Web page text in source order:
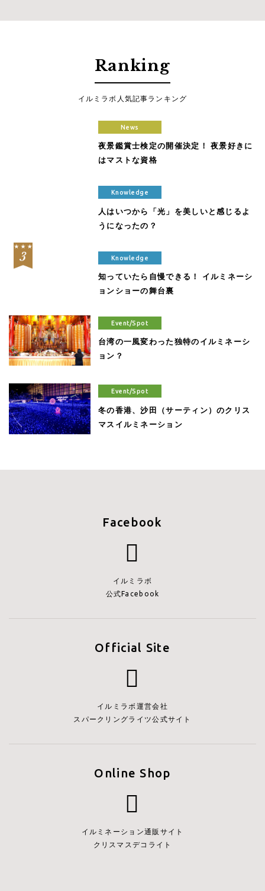
Ranking
イルミラボ人気記事ランキング
News
夜景鑑賞士検定の開催決定！ 夜景好きに
はマストな資格
Knowledge
人はいつから「光」を美しいと感じるよ
うになったの？
Knowledge
知っていたら自慢できる！ イルミネーシ
ョンショーの舞台裏
Event/Spot
台湾の一風変わった独特のイルミネーシ
ョン？
Event/Spot
冬の香港、沙田（サーティン）のクリス
マスイルミネーション
Facebook
イルミラボ
公式Facebook
Official Site
イルミラボ運営会社
スパークリングライツ公式サイト
Online Shop
イルミネーション通販サイト
クリスマスデコライト